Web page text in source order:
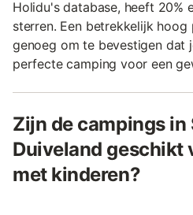
Holidu's database, heeft 20%
sterren. Een betrekkelijk hoog
genoeg om te bevestigen dat
perfecte camping voor een
Zijn de campings
Duiveland geschikt
met kinderen?